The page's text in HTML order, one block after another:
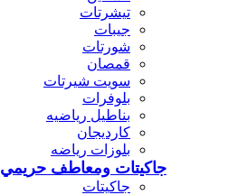
تيشرتات
جيبات
شورتات
قمصان
سويت شيرتات
بلوفرات
بناطيل رياضيه
كارديجان
بلوزات رياضه
جاكيتات ومعاطف حريمي
جاكيتات